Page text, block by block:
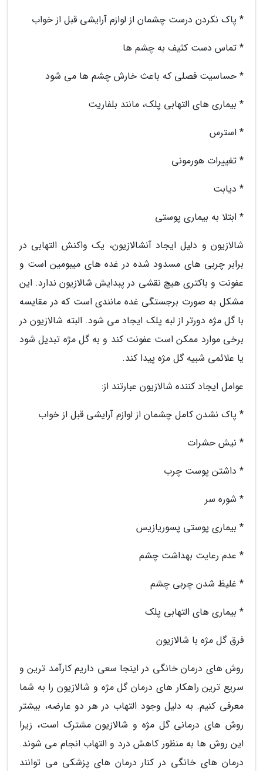
* پاک نکردن درست چشمان از لوازم آرایشی قبل از خواب
* تماس دست کثیف به چشم ها
* حساسیت فصلی که باعث خارش چشم ها می شود
* بیماری های التهابی پلک، مانند بلفاریت
* استرس
* تغییرات هورمونی
* دیابت
* ابتلا به بیماری پوستی
شالازیون و دلیل ایجاد آنشالازیون، یک واکنش التهابی در
برابر چربی های مسدود شده در غده های میبومین است و
عفونت و باکتری هیچ نقشی در پبدایش شالازیون ندارد. این
مشکل به صورت برجستگی غده مانندی است که در مقایسه
با گل مژه دورتر از لبه پلک ایجاد می شود. البته شالازیون در
برخی موارد ممکن است عفونت کند و به گل مژه تبدیل شود
یا علائمی شبیه گل مژه پیدا کند.
عوامل ایجاد کننده شالازیون عبارتند از:
* پاک نشدن کامل چشمان از لوازم آرایشی قبل از خواب
* نیش حشرات
* داشتن پوست چرب
* شوره سر
* بیماری پوستی پسوریازیس
* عدم رعایت بهداشت چشم
* غلیظ شدن چربی چشم
* بیماری های التهابی پلک
فرق گل مژه با شالازیون
روش های درمان خانگی در اینجا سعی داریم کارآمد ترین و
سریع ترین راهکار های درمان گل مژه و شالازیون را به شما
معرفی کنیم. به دلیل وجود التهاب در هر دو عارضه، بیشتر
روش های درمانی گل مژه و شالازیون مشترک است، زیرا
این روش ها به منظور کاهش درد و التهاب انجام می شوند.
درمان های خانگی در کنار درمان های پزشکی می توانند